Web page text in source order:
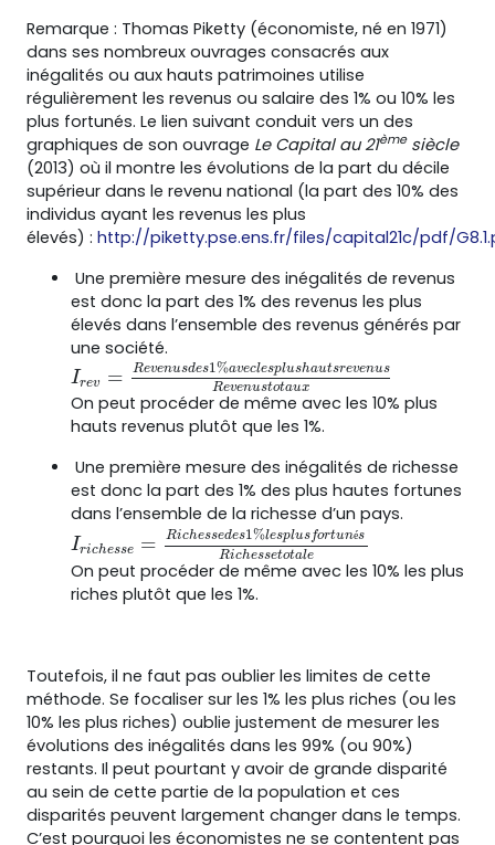
Remarque : Thomas Piketty (économiste, né en 1971)
dans ses nombreux ouvrages consacrés aux
inégalités ou aux hauts patrimoines utilise
régulièrement les revenus ou salaire des 1% ou 10% les
plus fortunés. Le lien suivant conduit vers un des
graphiques de son ouvrage Le Capital au 21èmesiècle
(2013) où il montre les évolutions de la part du décile
supérieur dans le revenu national (la part des 10% des
individus ayant les revenus les plus
élevés) : http://piketty.pse.ens.fr/files/capital21c/pdf/
Une première mesure des inégalités de revenus
est donc la part des 1% des revenus les plus
élevés dans l’ensemble des revenus générés par
une société.
Irev = Revenusdes1%aveclesplushautsrevenus
Revenustotaux
Irev=Re venusdes1%aveclesplushautsreve
On peut procéder de même avec les 10% plus
hauts revenus plutôt que les 1%.
Une première mesure des inégalités de richesse
est donc la part des 1% des plus hautes fortunes
dans l’ensemble de la richesse d’un pays.
Irichesse = Richessedes1%lesplusfortunés
Richessetotale
Irichesse =R chessedes1%lesplusfortun
On peut procéder de même avec les 10% les plus
riches plutôt que les 1%.
Toutefois, il ne faut pas oublier les limites de cette
méthode. Se focaliser sur les 1% les plus riches (ou les
10% les plus riches) oublie justement de mesurer les
évolutions des inégalités dans les 99% (ou 90%)
restants. Il peut pourtant y avoir de grande disparité
au sein de cette partie de la population et ces
disparités peuvent largement changer dans le temps.
C’est pourquoi les économistes ne se contentent pas